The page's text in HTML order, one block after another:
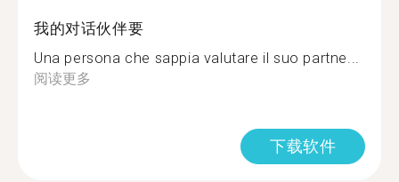
我的对话伙伴要
Una persona che sappia valutare il suo partne...
阅读更多
下载软件